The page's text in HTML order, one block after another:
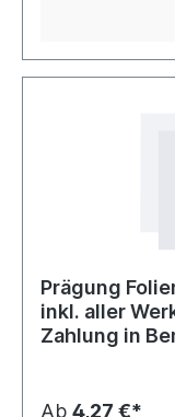
Prägung
inkl. aller
Zahlung in
Ab 4,27 €*